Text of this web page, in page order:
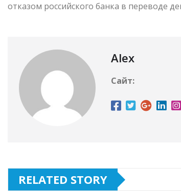
отказом российского банка в переводе
Alex
Сайт:
RELATED STORY